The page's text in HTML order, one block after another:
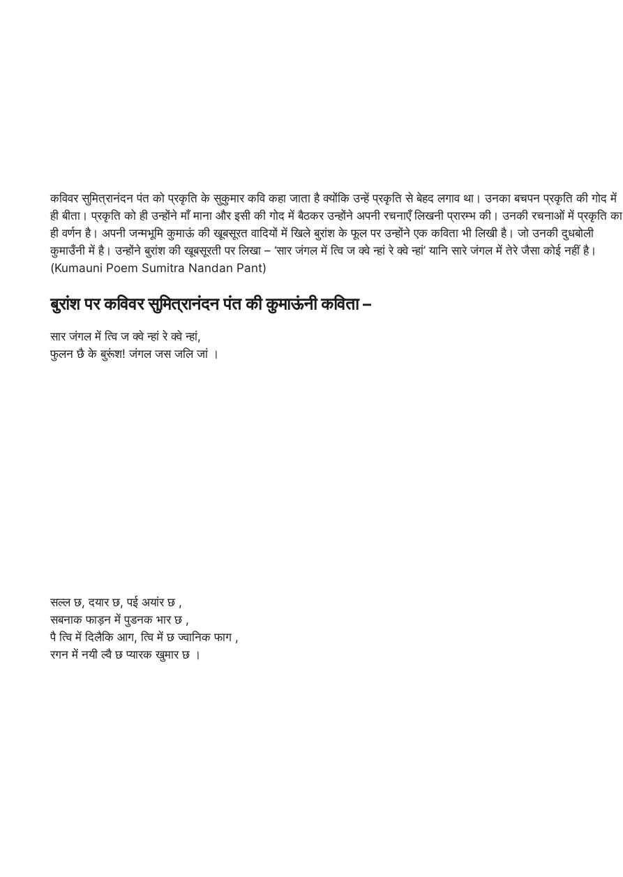
कविवर सुमित्रानंदन पंत को प्रकृति के सुकुमार कवि कहा जाता है क्योंकि उन्हें प्रकृति से बेहद लगाव था। उनका बचपन प्रकृति की गोद में
ही बीता। प्रकृति को ही उन्होंने माँ माना और इसी की गोद में बैठकर उन्होंने अपनी रचनाएँ लिखनी प्रारम्भ की। उनकी रचनाओं में प्रकृति का
ही वर्णन है। अपनी जन्मभूमि कुमाऊं की खूबसूरत वादियों में खिले बुरांश के फूल पर उन्होंने एक कविता भी लिखी है। जो उनकी दुधबोली
कुमाउँनी में है। उन्होंने बुरांश की खूबसूरती पर लिखा – ‘सार जंगल में त्वि ज क्वे न्हां रे क्वे न्हां’ यानि सारे जंगल में तेरे जैसा कोई नहीं है।
(Kumauni Poem Sumitra Nandan Pant)
बुरांश पर कविवर सुमित्रानंदन पंत की कुमाऊंनी कविता –
सार जंगल में त्वि ज क्वे न्हां रे क्वे न्हां,
फुलन छै के बुरूंश! जंगल जस जलि जां ।
सल्ल छ, दयार छ, पई अयांर छ ,
सबनाक फाड़न में पुडनक भार छ ,
पै त्वि में दिलैकि आग, त्वि में छ ज्वानिक फाग ,
रगन में नयी ल्वै छ प्यारक खुमार छ ।